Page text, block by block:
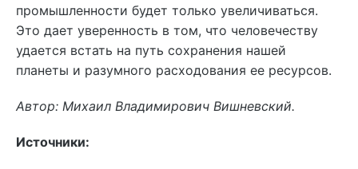
промышленности будет только увеличиваться.
Это дает уверенность в том, что человечеству
удается встать на путь сохранения нашей
планеты и разумного расходования ее ресурсов.
Автор: Михаил Владимирович Вишневский.
Источники: